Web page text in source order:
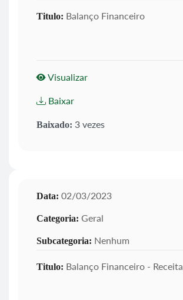
Titulo: Balanço Financeiro
Visualizar
Baixar
Baixado: 3 vezes
Data: 02/03/2023
Categoria: Geral
Subcategoria: Nenhum
Titulo: Balanço Financeiro - Receita